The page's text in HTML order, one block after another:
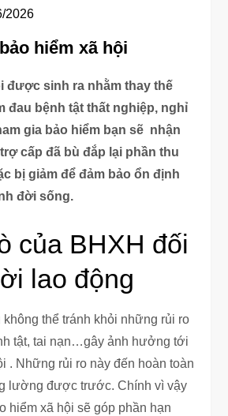
2026
hiểm xã hội
được sinh ra nhằm thay thế
đau bệnh tật thất nghiệp, nghỉ
gia bảo hiểm bạn sẽ nhận
cấp đã bù đắp lại phần thu
bị giảm để đảm bảo ổn định
đời sống.
của BHXH đối
lao động
không thể tránh khỏi những rủi ro
tật, tai nạn…gây ảnh hưởng tới
. Những rủi ro này đến hoàn toàn
lường được trước. Chính vì vậy
hiểm xã hội sẽ góp phần hạn